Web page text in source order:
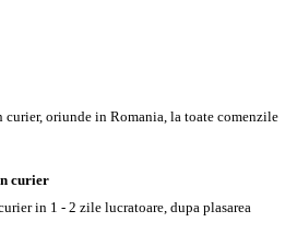
oriunde in Romania, la toate comenzile
curier
in 1 - 2 zile lucratoare, dupa plasarea